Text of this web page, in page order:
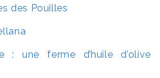
des Pouilles
: une ferme d’huile d’olive